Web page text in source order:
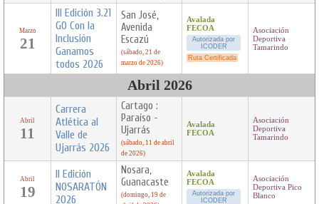
Marzo
21
III Edición 3.21
GO Con la
Inclusión
Ganamos
todos 2026
San José,
Avenida
Escazú
(sábado, 21 de
marzo de 2026)
Avalada
FECOA
Autorizada por
ICODER
Ruta Certificada
Asociación
Deportiva
Tamarindo
Abril 2026
Abril
11
Carrera
Atlética al
Valle de
Ujarrás 2026
Cartago :
Paraíso -
Ujarrás
(sábado, 11 de abril
de 2026)
Avalada
FECOA
Asociación
Deportiva
Tamarindo
Abril
19
II Edición
NOSARATÓN
2026
Nosara,
Guanacaste
(domingo, 19 de
Avalada
FECOA
Autorizada por
ICODER
Asociación
Deportiva Pico
Blanco